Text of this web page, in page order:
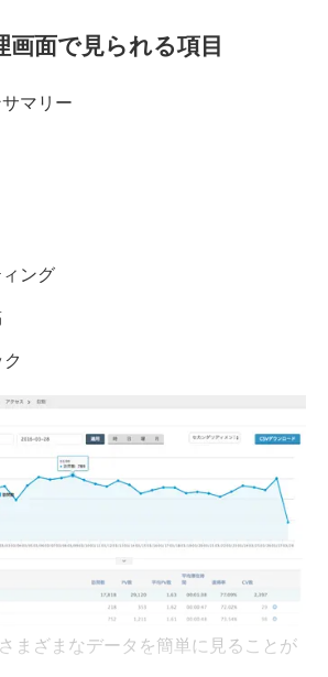
面で見られる項目
マリー
ング
まざまなデータを簡単に見ることが